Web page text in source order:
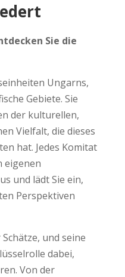
Sie die
Ungarns,
Gebiete. Sie
der kulturellen,
Vielfalt, die dieses
hat. Jedes Komitat
eigenen
und lädt Sie ein,
Perspektiven
und seine
dabei,
Von der